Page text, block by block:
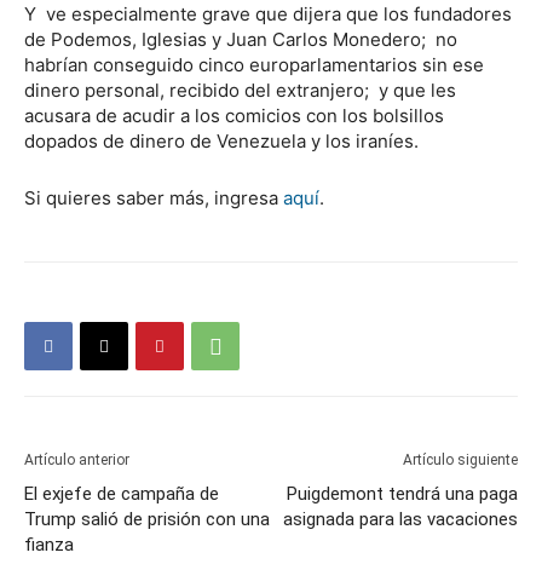
Y ve especialmente grave que dijera que los fundadores
de Podemos, Iglesias y Juan Carlos Monedero; no
habrían conseguido cinco europarlamentarios sin ese
dinero personal, recibido del extranjero; y que les
acusara de acudir a los comicios con los bolsillos
dopados de dinero de Venezuela y los iraníes.
Si quieres saber más, ingresa aquí.
Artículo anterior
El exjefe de campaña de
Trump salió de prisión con una
fianza
Artículo siguiente
Puigdemont tendrá una paga
asignada para las vacaciones